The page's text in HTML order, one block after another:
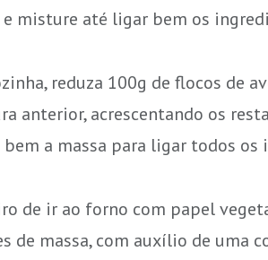
e misture até ligar bem os
reduza 100g de flocos de
anterior, acrescentando os
bem a massa para ligar todos os
de ir ao forno com papel
de massa, com auxílio de uma